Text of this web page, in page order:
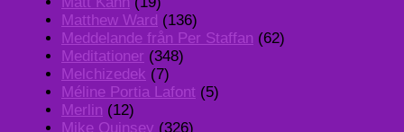
Matthew Ward (136)
Meddelande från Per Staffan (62)
Meditationer (348)
Melchizedek (7)
Méline Portia Lafont (5)
Merlin (12)
Mike Quinsey (326)